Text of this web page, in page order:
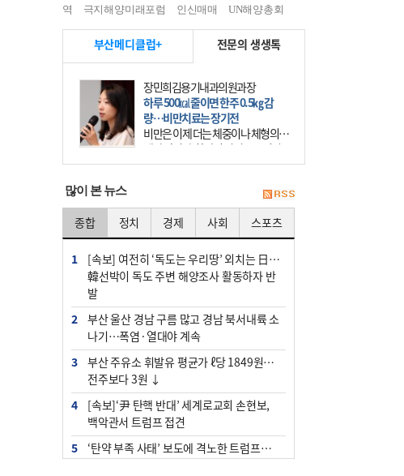
역
극지해양미래포럼 인신매매 UN해양총회
부산메디클럽+ 전문의 생생톡
장민희김용기내과의원과장
하루 500㎉ 줄이면 한주 0.5㎏ 감
량…비만치료는 장기전
비만은 이제 더는 체중이나 체형의 문
제가 아니다. 하나의 질병으로 인지
하고 치료와 관리를 해야 한다. 세계
많이 본 뉴스
종합 정치 경제 사회 스포츠
1
[속보] 여전히 ‘독도는 우리땅’ 외치는 日…
韓선박이 독도 주변 해양조사 활동하자 반
발
2
부산 울산 경남 구름 많고 경남 북서내륙 소
나기…폭염·열대야 계속
3
부산 주유소 휘발유 평균가 ℓ당 1849원…
전주보다 3원 ↓
4
[속보]‘尹 탄핵 반대’ 세계로교회 손현보,
백악관서 트럼프 접견
5
‘탄약 부족 사태’ 보도에 격노한 트럼프…